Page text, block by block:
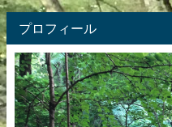
プロフィール